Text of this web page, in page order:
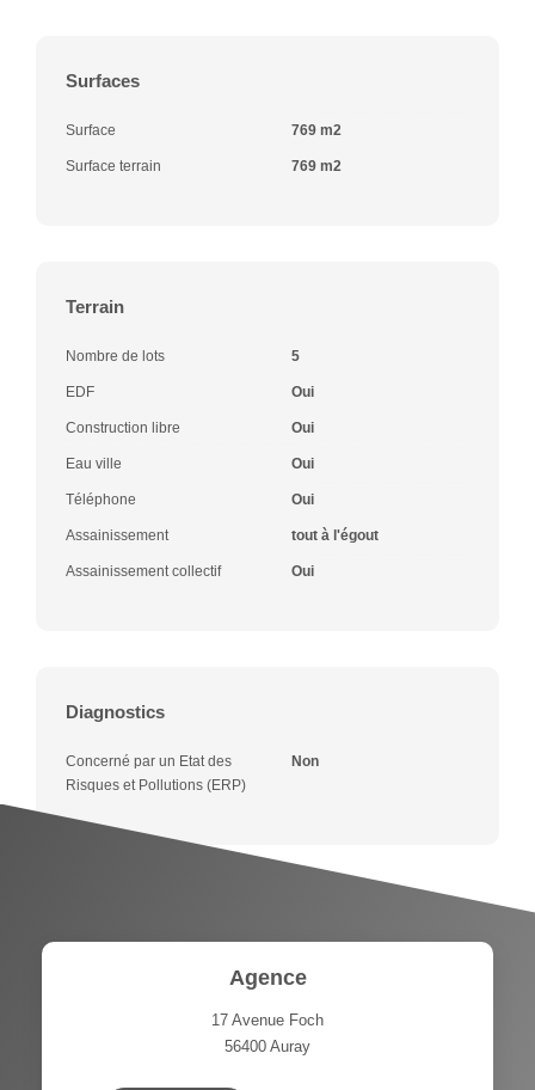
Surfaces
Surface 769 m2
Surface terrain 769 m2
Terrain
Nombre de lots 5
EDF Oui
Construction libre Oui
Eau ville Oui
Téléphone Oui
Assainissement tout à l'égout
Assainissement collectif Oui
Diagnostics
Concerné par un Etat des
Risques et Pollutions (ERP)
Non
Agence
17 Avenue Foch
56400 Auray